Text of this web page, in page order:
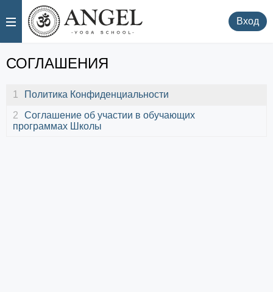
. Вход
СОГЛАШЕНИЯ
1
Политика Конфиденциальности
2
Соглашение об участии в обучающих
программах Школы